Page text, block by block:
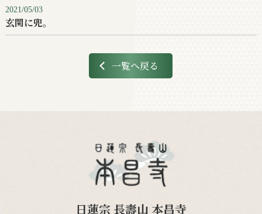
2021/05/03
玄関に兜。
一覧へ戻る
日蓮宗 長壽山 本昌寺